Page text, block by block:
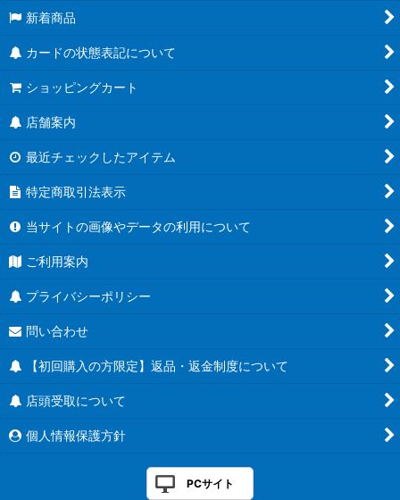
新着商品
カードの状態表記について
ショッピングカート
店舗案内
最近チェックしたアイテム
特定商取引法表示
当サイトの画像やデータの利用について
ご利用案内
プライバシーポリシー
問い合わせ
【初回購入の方限定】返品・返金制度について
店頭受取について
個人情報保護方針
PCサイト